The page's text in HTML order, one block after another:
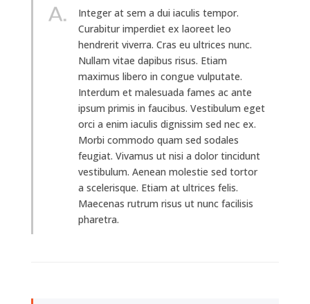
Integer at sem a dui iaculis tempor.
Curabitur imperdiet ex laoreet leo
hendrerit viverra. Cras eu ultrices nunc.
Nullam vitae dapibus risus. Etiam
maximus libero in congue vulputate.
Interdum et malesuada fames ac ante
ipsum primis in faucibus. Vestibulum eget
orci a enim iaculis dignissim sed nec ex.
Morbi commodo quam sed sodales
feugiat. Vivamus ut nisi a dolor tincidunt
vestibulum. Aenean molestie sed tortor
a scelerisque. Etiam at ultrices felis.
Maecenas rutrum risus ut nunc facilisis
pharetra.